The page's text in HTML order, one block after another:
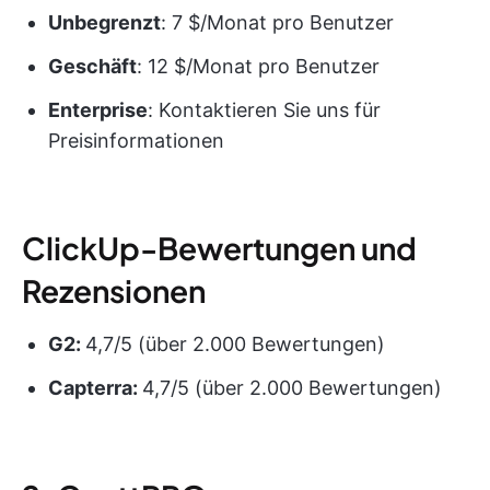
Unbegrenzt: 7 $/Monat pro Benutzer
Geschäft: 12 $/Monat pro Benutzer
Enterprise: Kontaktieren Sie uns für
Preisinformationen
ClickUp-Bewertungen und
Rezensionen
G2: 4,7/5 (über 2.000 Bewertungen)
Capterra: 4,7/5 (über 2.000 Bewertungen)